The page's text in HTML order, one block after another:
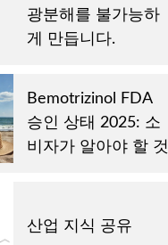
광분해를 불가능하
게 만듭니다.
Bemotrizinol FDA
승인 상태 2025: 소
비자가 알아야 할 것
산업 지식 공유